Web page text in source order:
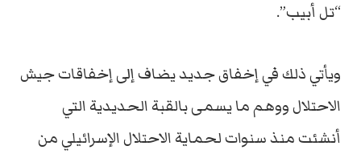
“تل أبيب”.
ويأتي ذلك في إخفاق جديد يضاف إلى إخفاقات جيش
الاحتلال ووهم ما يسمى بالقبة الحديدية التي
أنشئت منذ سنوات لحماية الاحتلال الإسرائيلي من